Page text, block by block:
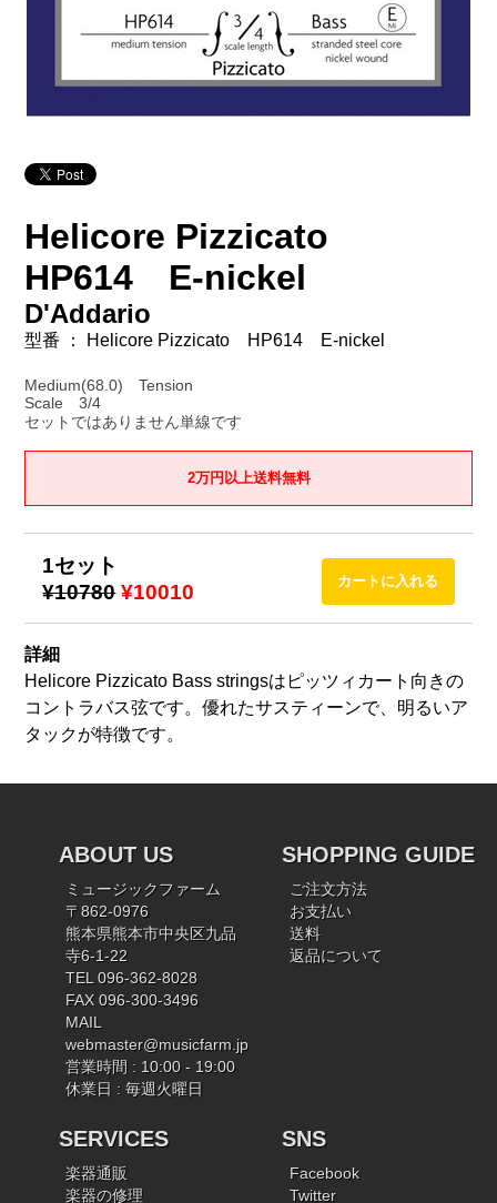
Helicore Pizzicato
HP614 E-nickel
D'Addario
型番 ： Helicore Pizzicato HP614 E-nickel
Medium(68.0) Tension
Scale 3/4
セットではありません単線です
2万円以上送料無料
1セット
¥10780 ¥10010
詳細
Helicore Pizzicato Bass stringsはピッツィカート向きの
コントラバス弦です。優れたサスティーンで、明るいア
タックが特徴です。
ABOUT US
ミュージックファーム
〒862-0976
熊本県熊本市中央区九品
寺6-1-22
TEL 096-362-8028
FAX 096-300-3496
MAIL
webmaster@musicfarm.jp
営業時間 : 10:00 - 19:00
休業日 : 毎週火曜日
SHOPPING GUIDE
ご注文方法
お支払い
送料
返品について
SERVICES
楽器通販
楽器の修理
SNS
Facebook
Twitter